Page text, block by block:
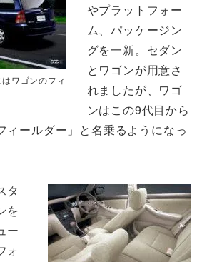
ワゴンのフィ
やプラットフォー
ム、パッケージン
グを一新。セダン
とワゴンが用意さ
れましたが、ワゴ
ンはこの9代目から
ィールダー」と名乗るようになっ
タ
を
ー
ォ